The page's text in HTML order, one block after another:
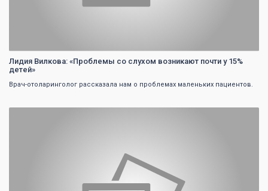
Лидия Вилкова: «Проблемы со слухом возникают почти у 15%
детей»
Врач-отоларинголог рассказала нам о проблемах маленьких пациентов.